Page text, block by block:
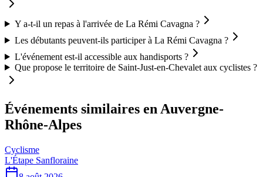
Y a-t-il un repas à l'arrivée de La Rémi Cavagna ?
Les débutants peuvent-ils participer à La Rémi Cavagna ?
L'événement est-il accessible aux handisports ?
Que propose le territoire de Saint-Just-en-Chevalet aux cyclistes ?
Événements similaires en Auvergne-
Rhône-Alpes
Cyclisme
L'Étape Sanfloraine